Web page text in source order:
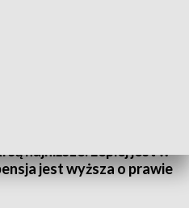
najniższe. Lepiej jest w
jest wyższa o prawie